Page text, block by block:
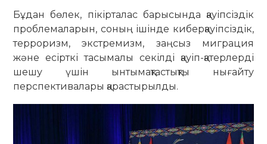
Бұдан бөлек, пікірталас барысында қауіпсіздік
проблемаларын, соның ішінде киберқауіпсіздік,
терроризм, экстремизм, заңсыз миграция
және есірткі тасымалы секілді қауіп-қатерлерді
шешу үшін ынтымақтастықты нығайту
перспективалары қарастырылды.